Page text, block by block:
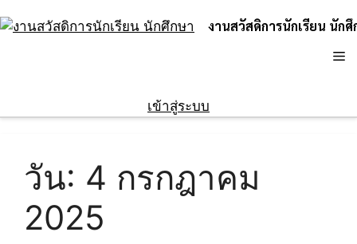
to
งานสวัสดิการนักเรียน นัก
เข้าสู่ระบบ
วัน: 4 กรกฎาคม
2025